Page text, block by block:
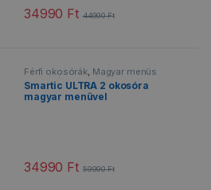
34990 Ft 44990Ft
Ennek a terméknek több variációja
Férfi okosórák Magyar menüs
okosórák ,Okosórák , Sportos
okosórák ,Vízálló okosórák
Smartic ULTRA 2 okosóra
magyar menüvel
34990 Ft 59990Ft
Ennek a terméknek több variációja